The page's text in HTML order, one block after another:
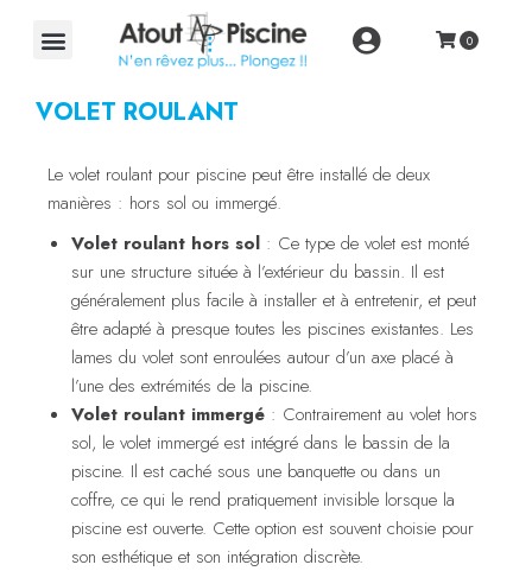
VOLET ROULANT
Le volet roulant pour piscine peut être installé de deux
manières : hors sol ou immergé.
Volet roulant hors sol : Ce type de volet est monté
sur une structure située à l’extérieur du bassin. Il est
généralement plus facile à installer et à entretenir, et peut
être adapté à presque toutes les piscines existantes. Les
lames du volet sont enroulées autour d’un axe placé à
l’une des extrémités de la piscine.
Volet roulant immergé : Contrairement au volet hors
sol, le volet immergé est intégré dans le bassin de la
piscine. Il est caché sous une banquette ou dans un
coffre, ce qui le rend pratiquement invisible lorsque la
piscine est ouverte. Cette option est souvent choisie pour
son esthétique et son intégration discrète.